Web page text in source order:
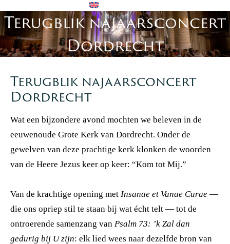
Terugblik najaarsconcert
Dordrecht
Terugblik najaarsconcert
Dordrecht
Wat een bijzondere avond mochten we beleven in de
eeuwenoude Grote Kerk van Dordrecht. Onder de
gewelven van deze prachtige kerk klonken de woorden
van de Heere Jezus keer op keer: “Kom tot Mij.”
Van de krachtige opening met Insanae et Vanae Curae —
die ons opriep stil te staan bij wat écht telt — tot de
ontroerende samenzang van Psalm 73: ’k Zal dan
gedurig bij U zijn: elk lied wees naar dezelfde bron van